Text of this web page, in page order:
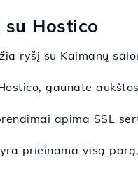
Hostico
ryšį su Kaimanų
gaunate
apima SSL
prieinama visą